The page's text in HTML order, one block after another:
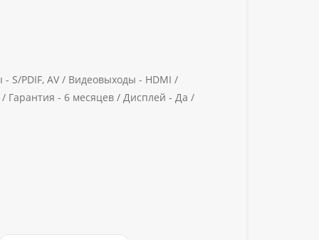
- S/PDIF, AV / Видеовыходы - HDMI /
/ Гарантия - 6 месяцев / Дисплей - Да /